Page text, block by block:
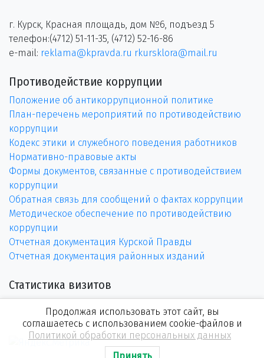
г. Курск, Красная площадь, дом №6, подъезд 5
телефон:(4712) 51-11-35, (4712) 52-16-86
e-mail: reklama@kpravda.ru rkursklora@mail.ru
Противодействие коррупции
Положение об антикоррупционной политике
План-перечень мероприятий по противодействию
коррупции
Кодекс этики и служебного поведения работников
Нормативно-правовые акты
Формы документов, связанные с противодействием
коррупции
Обратная связь для сообщений о фактах коррупции
Методическое обеспечение по противодействию
коррупции
Отчетная документация Курской Правды
Отчетная документация районных изданий
Статистика визитов
Продолжая использовать этот сайт, вы
соглашаетесь с использованием cookie-файлов и
Политикой обработки персональных данных